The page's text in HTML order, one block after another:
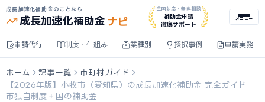
成長加速化補助金のことなら
成長加速化補助金 ナビ
全国対応・無料相談
補助金申請
徹底サポート
メニュー
申請代行 制度・仕組み 業種別 採択事例 申請実務
ホーム 記事一覧
市町村ガイド
【2026年版】小牧市（愛知県）の成長加速化補助金 完全ガイド｜
市独自制度＋国の補助金